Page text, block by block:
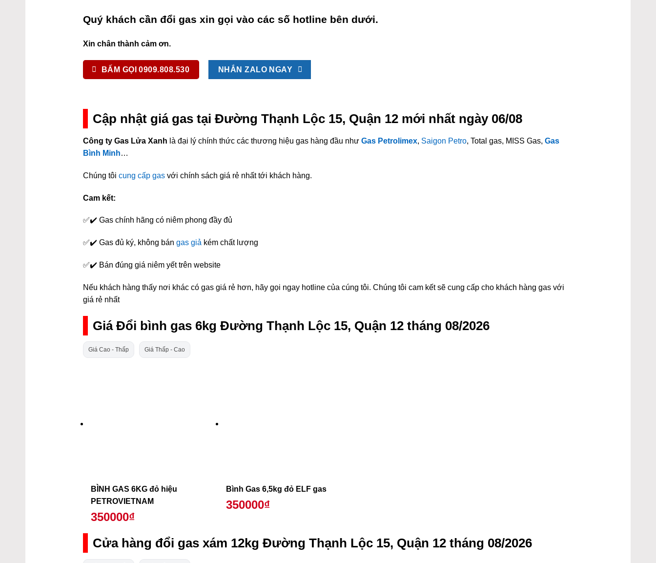
Quý khách cần đổi gas xin gọi vào các số hotline bên dưới.
Xin chân thành cảm ơn.
BẤM GỌI 0909.808.530 NHẮN ZALO NGAY
Cập nhật giá gas tại Đường Thạnh Lộc 15, Quận 12 mới nhất ngày 06/08
Công ty Gas Lửa Xanh là đại lý chính thức các thương hiệu gas hàng đầu nhưGas Petrolimex, Saigon Petro, Total gas, MISS Gas,Gas
Bình Minh…
Chúng tôicung cấp gas với chính sách giá rẻ nhất tới khách hàng.
Cam kết:
✅✔️ Gas chính hãng có niêm phong đầy đủ
✅✔️ Gas đủ ký, không bángas giả kém chất lượng
✅✔️ Bán đúng giá niêm yết trên website
Nếu khách hàng thấy nơi khác có gas giá rẻ hơn, hãy gọi ngay hotline của cúng tôi. Chúng tôi cam kết sẽ cung cấp cho khách hàng gas với
giá rẻ nhất
Giá Đổi bình gas 6kg Đường Thạnh Lộc 15, Quận 12 tháng 08/2026
Giá Cao - Thấp Giá Thấp - Cao
BÌNH GAS 6KG đỏ hiệu
PETROVIETNAM
350000₫
Bình Gas 6,5kg đỏ ELF gas
350000₫
Cửa hàng đổi gas xám 12kg Đường Thạnh Lộc 15, Quận 12 tháng 08/2026